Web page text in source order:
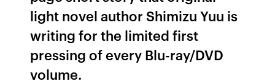
light novel author Shimizu Yuu is
writing for the limited first
pressing of every Blu-ray/DVD
volume.